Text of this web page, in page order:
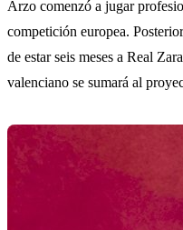
Arzo comenzó a jugar
competición europea.
de estar seis meses a Real
valenciano se sumará al